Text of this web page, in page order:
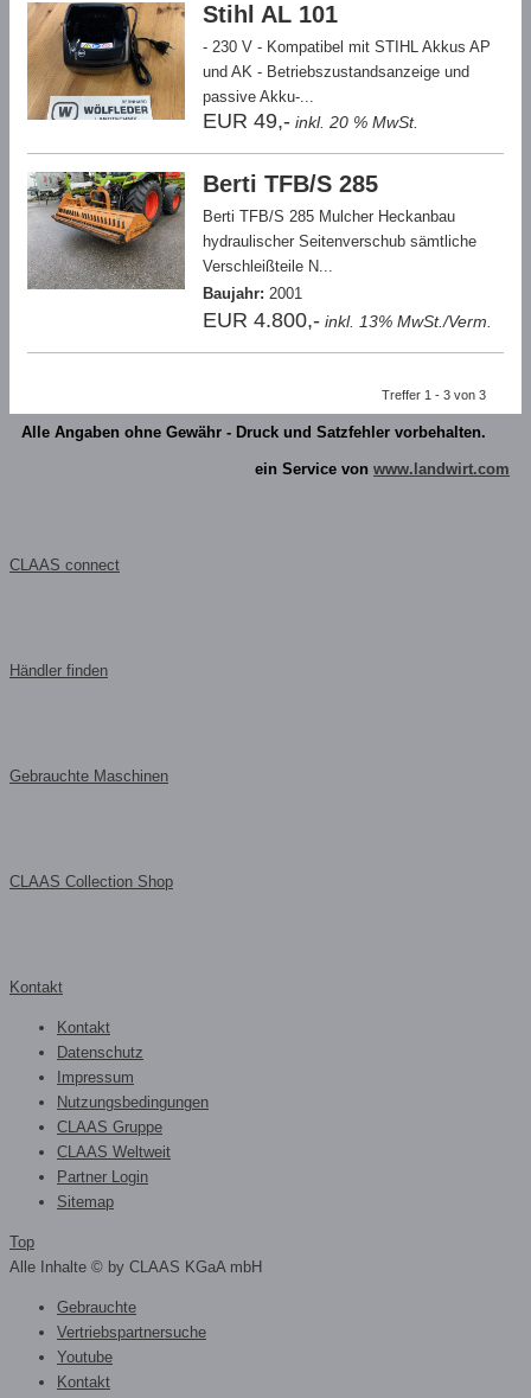
Stihl AL 101
- 230 V - Kompatibel mit STIHL Akkus AP
und AK - Betriebszustandsanzeige und
passive Akku-...
EUR 49,- inkl. 20 % MwSt.
Berti TFB/S 285
Berti TFB/S 285 Mulcher Heckanbau
hydraulischer Seitenverschub sämtliche
Verschleißteile N...
Baujahr: 2001
EUR 4.800,- inkl. 13% MwSt./Verm.
Treffer 1 - 3 von 3
Alle Angaben ohne Gewähr - Druck und Satzfehler vorbehalten.
ein Service von www.landwirt.com
CLAAS connect
Händler finden
Gebrauchte Maschinen
CLAAS Collection Shop
Kontakt
Kontakt
Datenschutz
Impressum
Nutzungsbedingungen
CLAAS Gruppe
CLAAS Weltweit
Partner Login
Sitemap
Top
Alle Inhalte © by CLAAS KGaA mbH
Gebrauchte
Vertriebspartnersuche
Youtube
Kontakt